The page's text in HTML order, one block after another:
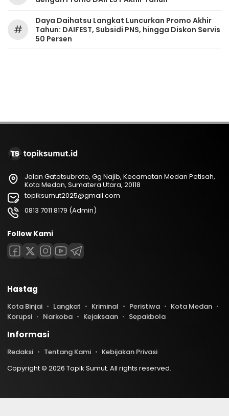
#
Daya Daihatsu Langkat Luncurkan Promo Akhir
Tahun: DAIFEST, Subsidi PNS, hingga Diskon Servis
50 Persen
Jalan Gatotsubroto, Gg Najib, Kecamatan Medan Petisah,
Kota Medan, Sumatera Utara, 20118
topiksumut2025@gmail.com
0813 7011 8179 (Admin)
Follow Kami
Hastag
Kota Binjai Langkat Kriminal Peristiwa
Kota Medan
Korupsi
Narkoba Kejaksaan Sepakbola
Informasi
Redaksi Tentang Kami
Kebijakan Privasi
Copyright © 2026 Topik Sumut. All rights reserved.